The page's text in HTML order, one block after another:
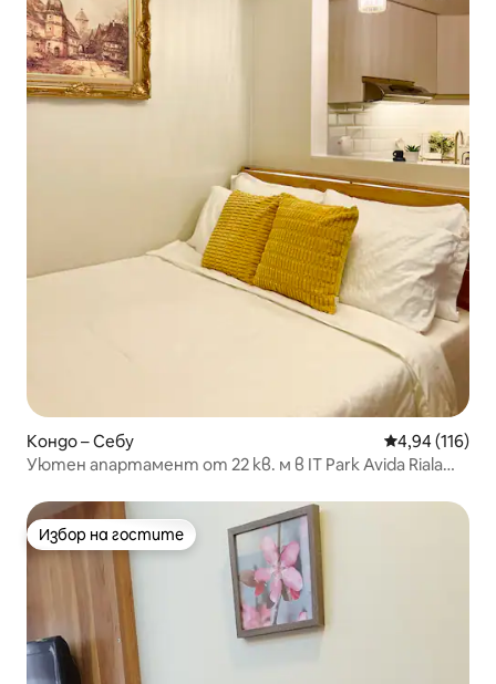
Кондо – Себу Средна
4,94 (116)
Уютен апартамент от 22 кв. м в IT Park Avida Riala
Избор на гостите
Избор на гостите